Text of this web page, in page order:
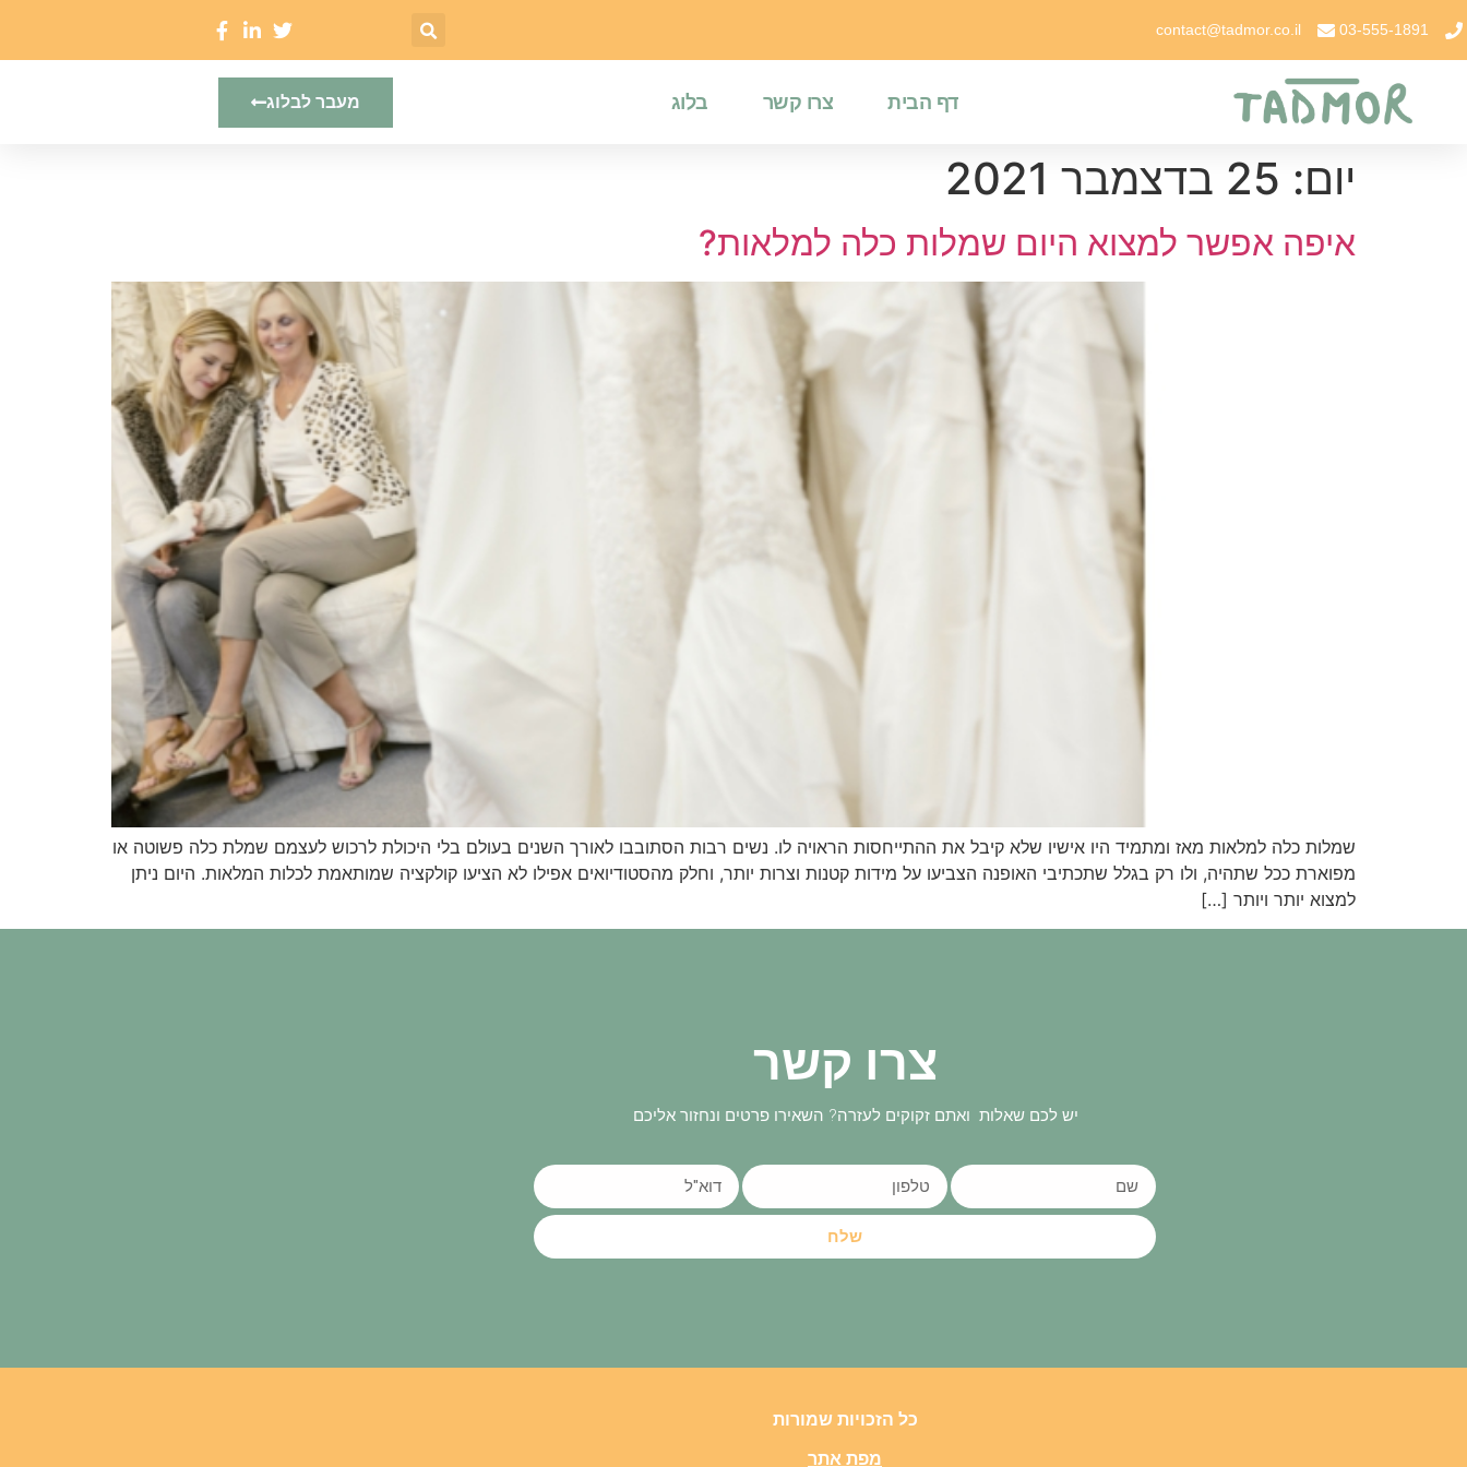
03-555-1891
contact@tadmor.co.il
דף הבית צרו קשר בלוג מעבר לבלוג
יום: 25 בדצמבר 2021
איפה אפשר למצוא היום שמלות כלה למלאות?
שמלות כלה למלאות מאז ומתמיד היו אישיו שלא קיבל את ההתייחסות הראויה לו. נשים רבות הסתובבו לאורך השנים בעולם בלי היכולת לרכוש לעצמם שמלת כלה פשוטה או
מפוארת ככל שתהיה, ולו רק בגלל שתכתיבי האופנה הצביעו על מידות קטנות וצרות יותר, וחלק מהסטודיואים אפילו לא הציעו קולקציה שמותאמת לכלות המלאות. היום ניתן
למצוא יותר ויותר […]
צרו קשר
יש לכם שאלות ואתם זקוקים לעזרה? השאירו פרטים ונחזור אליכם
שלח
כל הזכויות שמורות
מפת אתר